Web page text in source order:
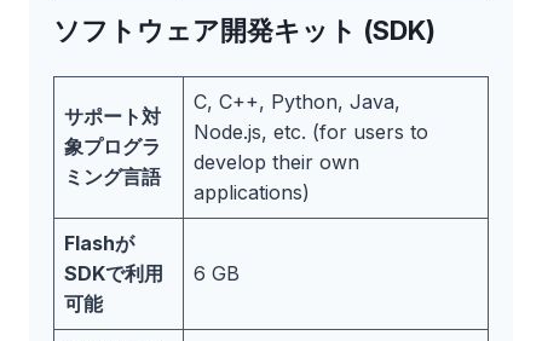
ソフトウェア開発キット (SDK)
サポート対
象プログラ
ミング言語
C, C++, Python, Java,
Node.js, etc. (for users to
develop their own
applications)
Flashが
SDKで利用
可能
6 GB